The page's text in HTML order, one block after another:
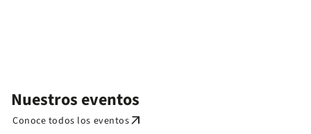
Nuestros eventos
Conoce todos los eventosarrow_outward